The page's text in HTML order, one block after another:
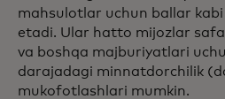
mahsulotlar uchun ballar
etadi. Ular hatto mijozlar
va boshqa majburiyatlari
darajadagi minnatdorchilik
mukofotlashlari mumkin.